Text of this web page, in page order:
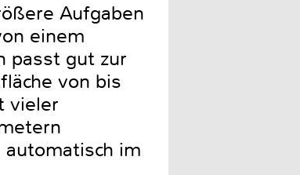
Aufgaben
einem
passt gut zur
von bis
vieler
im